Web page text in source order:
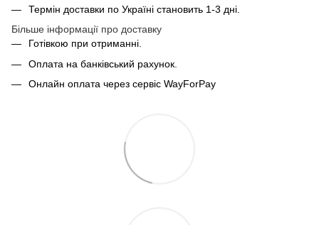
Термін доставки по Україні становить 1-3 дні.
Більше інформації про доставку
Готівкою при отриманні.
Оплата на банківський рахунок.
Онлайн оплата через сервіс WayForPay